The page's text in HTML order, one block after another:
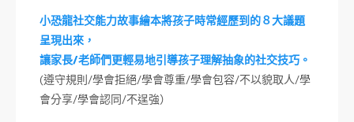
小恐龍社交能力故事繪本將孩子時常經歷到的８大議題
呈現出來，
讓家長/老師們更輕易地引導孩子理解抽象的社交技巧。
(遵守規則/學會拒絕/學會尊重/學會包容/不以貌取人/學
會分享/學會認同/不逞強）